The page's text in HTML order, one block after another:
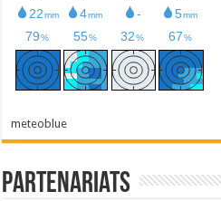
meteoblue
Partenariats